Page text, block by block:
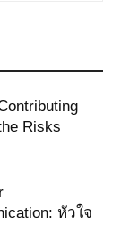
Risks
หัวใจ